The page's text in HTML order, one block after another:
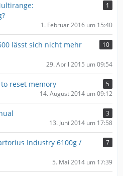
1
1. Februar 2016 um 15:40
lässt sich nicht mehr
10
29. April 2015 um 09:54
reset memory
5
14. August 2014 um 09:12
3
13. Juni 2014 um 17:58
Industry 6100g /
7
5. Mai 2014 um 17:39